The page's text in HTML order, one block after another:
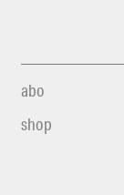
abo
shop